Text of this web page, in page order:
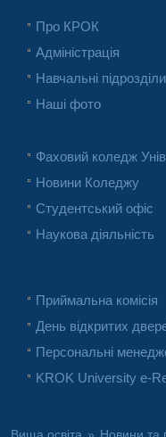
Про КРОК
Адміністрація
Навчальні підрозділи
Наші фото
Фаховий коледж
Новини Коледжу
Студентський офіс
Наукова діяльність
Приймальна комісія
День відкритих
Персональні
KROK University e-